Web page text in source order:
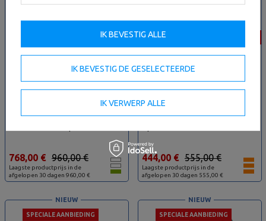
-20%
Bankdrukken met negatieve
Laagste productprijs in de
afgelopen 30 dagen 960,00 €
960,00 €
768,00 €
Verstelbare bank UX-L202 -
Laagste productprijs in de
afgelopen 30 dagen 555,00 €
555,00 €
444,00 €
SPECIALE AANBIEDING
NIEUW
SPECIALE AANBIEDING
NIEUW
IK BEVESTIG DE GESELECTEERDE
IK VERWERP ALLE
IK BEVESTIG ALLE